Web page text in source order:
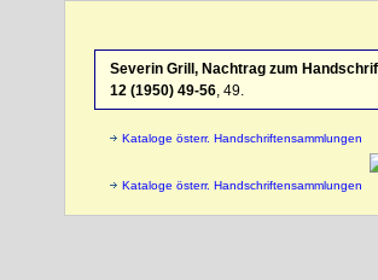
Severin Grill, Nachtrag zum
12 (1950) 49-56, 49.
Kataloge österr. Handschriftensammlungen
Kataloge österr. Handschriftensammlungen